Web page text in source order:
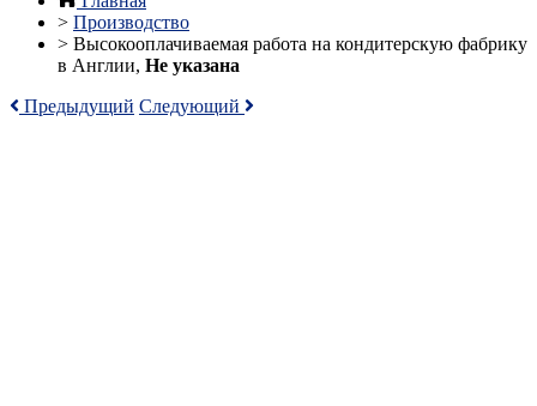
> Производство
> Высокооплачиваемая работа на кондитерскую фабрику
в Англии, Не указана
Предыдущий Следующий